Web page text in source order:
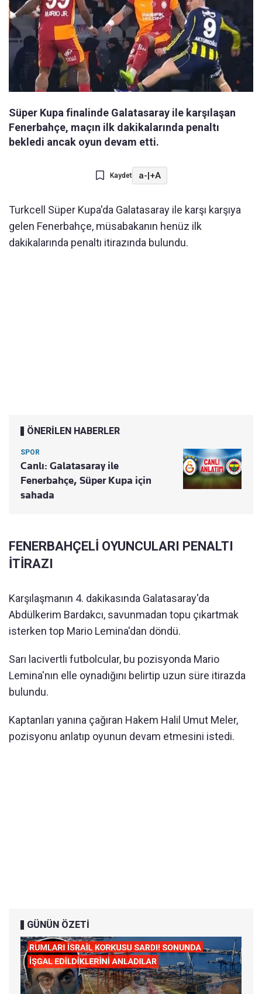
Süper Kupa finalinde Galatasaray ile karşılaşan
Fenerbahçe, maçın ilk dakikalarında penaltı
bekledi ancak oyun devam etti.
Kaydet a-|+A
Turkcell Süper Kupa'da Galatasaray ile karşı karşıya
gelen Fenerbahçe, müsabakanın henüz ilk
dakikalarında penaltı itirazında bulundu.
ÖNERİLEN HABERLER
SPOR
Canlı: Galatasaray ile
Fenerbahçe, Süper Kupa için
sahada
FENERBAHÇELİ OYUNCULARI PENALTI
İTİRAZI
Karşılaşmanın 4. dakikasında Galatasaray'da
Abdülkerim Bardakcı, savunmadan topu çıkartmak
isterken top Mario Lemina'dan döndü.
Sarı lacivertli futbolcular, bu pozisyonda Mario
Lemina'nın elle oynadığını belirtip uzun süre itirazda
bulundu.
Kaptanları yanına çağıran Hakem Halil Umut Meler,
pozisyonu anlatıp oyunun devam etmesini istedi.
GÜNÜN ÖZETİ